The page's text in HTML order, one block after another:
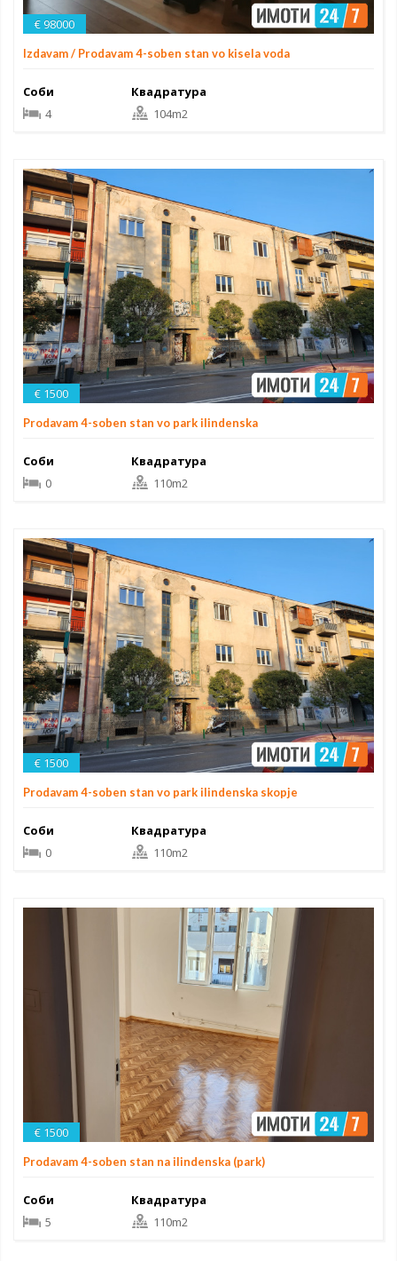
€ 98000
Izdavam / Prodavam 4-soben stan vo kisela voda
Соби
4
Квадратура
104m2
€ 1500
Prodavam 4-soben stan vo park ilindenska
Соби
0
Квадратура
110m2
€ 1500
Prodavam 4-soben stan vo park ilindenska skopje
Соби
0
Квадратура
110m2
€ 1500
Prodavam 4-soben stan na ilindenska (park)
Соби
5
Квадратура
110m2